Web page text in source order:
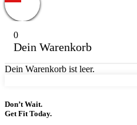
0
Dein Warenkorb
Dein Warenkorb ist leer.
Don’t Wait.
Get Fit Today.